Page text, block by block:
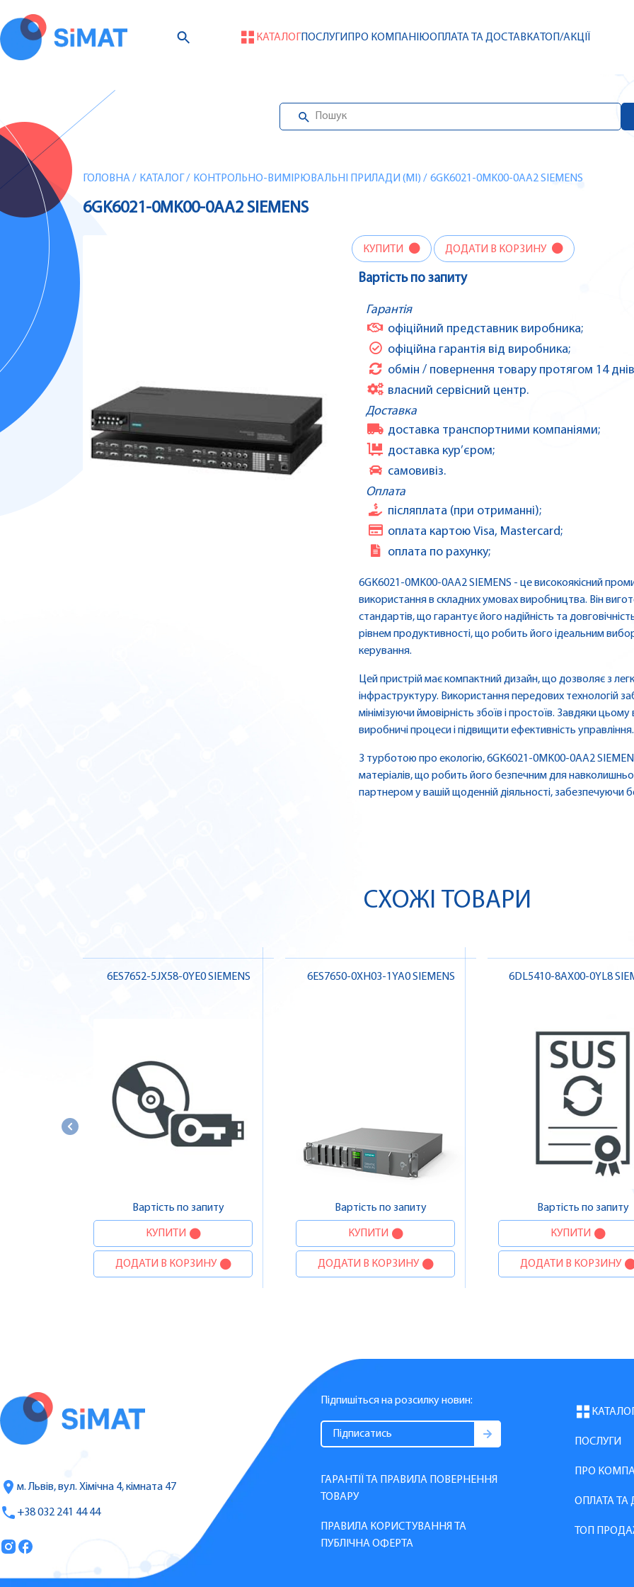
КАТАЛОГПОСЛУГИ ПРО КОМПАНІЮОПЛАТА ТА ДОСТАВКАТОП/АКЦІЇ
ГОЛОВНА/ КАТАЛОГ / КОНТРОЛЬНО-ВИМІРЮВАЛЬНІ ПРИЛАДИ (MI) / 6GK6021-0MK00-0AA2 SIEMENS
6GK6021-0MK00-0AA2 SIEMENS
КУПИТИ ДОДАТИ В КОРЗИНУ
Вартість по запиту
Гарантія
офіційний представник виробника;
офіційна гарантія від виробника;
обмін / повернення товару протягом 14
власний сервісний центр.
Доставка
доставка транспортними компаніями;
доставка кур’єром;
самовивіз.
Оплата
післяплата (при отриманні);
оплата картою Visa, Mastercard;
оплата по рахунку;
6GK6021-0MK00-0AA2 SIEMENS - це високоякісний
використання в складних умовах виробництва. Він
стандартів, що гарантує його надійність та
рівнем продуктивності, що робить його ідеальним
керування.
Цей пристрій має компактний дизайн, що дозволяє з
інфраструктуру. Використання передових технологій
мінімізуючи ймовірність збоїв і простоїв. Завдяки
виробничі процеси і підвищити ефективність управління.
З турботою про екологію, 6GK6021-0MK00-0AA2
матеріалів, що робить його безпечним для
партнером у вашій щоденній діяльності, забезпечуючи
СХОЖІ ТОВАРИ
6ES7652-5JX58-0YE0 SIEMENS
Вартість по запиту
КУПИТИ
ДОДАТИ В КОРЗИНУ
6ES7650-0XH03-1YA0 SIEMENS
Вартість по запиту
КУПИТИ
ДОДАТИ В КОРЗИНУ
6DL5410-8AX00-0YL8
Вартість по запиту
КУПИТИ
ДОДАТИ В КОРЗИНУ
м. Львів, вул. Хімічна 4, кімната 47
+38 032 241 44 44
Підпишіться на розсилку новин:
ГАРАНТІЇ ТА ПРАВИЛА ПОВЕРНЕННЯ
ТОВАРУ
ПРАВИЛА КОРИСТУВАННЯ ТА
ПУБЛІЧНА ОФЕРТА
КАТАЛОГ
ПОСЛУГИ
ПРО
ОПЛАТА ТА
ТОП